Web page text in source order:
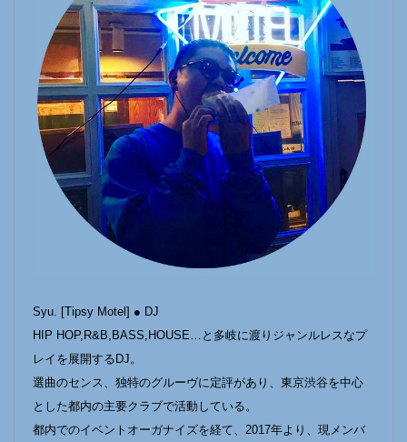
Syu. [Tipsy Motel] ● DJ
HIP HOP,R&B,BASS,HOUSE…と多岐に渡りジャンルレスなプ
レイを展開するDJ。
選曲のセンス、独特のグルーヴに定評があり、東京渋谷を中心
とした都内の主要クラブで活動している。
都内でのイベントオーガナイズを経て、2017年より、現メンバ